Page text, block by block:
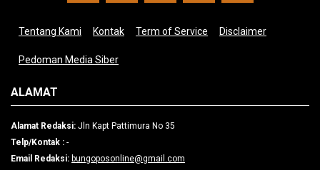
Tentang Kami Kontak Term of Service Disclaimer
Pedoman Media Siber
ALAMAT
Alamat Redaksi: Jln Kapt Pattimura No 35
Telp/Kontak : -
Email Redaksi: bungoposonline@gmail.com